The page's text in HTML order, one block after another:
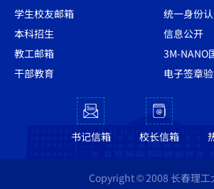
学生校友邮箱
统一身份
本科招生
信息公开
教工邮箱
3M-NANO
干部教育
电子签章
书记信箱 校长信箱
Copyright © 2008 长春理工